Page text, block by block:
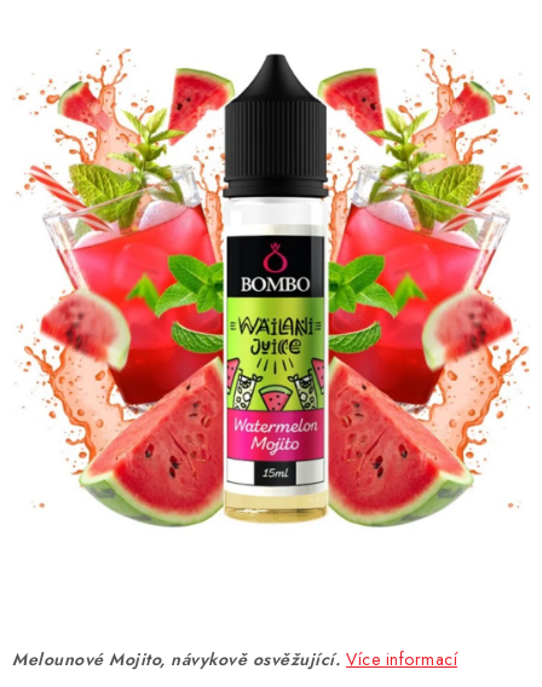
E-LIQUIDY
E-CIGARETY
NIKOTINOVÉ SÁČKY
DÁRKOVÉ VOUCHERY
ATOMIZÉRY A CARTRIDGE
DIY
BATERIE A NABÍJEČKY
GRIPY & MODY
PŘÍSLUŠENSTVÍ
Melounové Mojito, návykově osvěžující. Více informací